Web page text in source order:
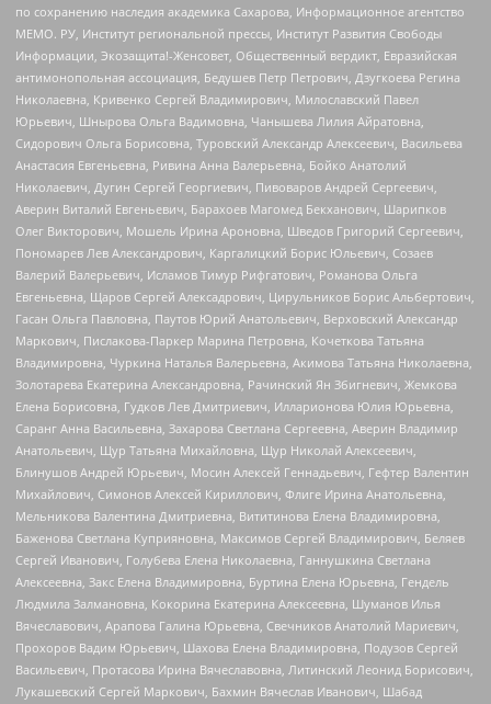
по сохранению наследия академика Сахарова, Информационное агентство
МЕМО. РУ, Институт региональной прессы, Институт Развития Свободы
Информации, Экозащита!-Женсовет, Общественный вердикт, Евразийская
антимонопольная ассоциация, Бедушев Петр Петрович, Дзугкоева Регина
Николаевна, Кривенко Сергей Владимирович, Милославский Павел
Юрьевич, Шнырова Ольга Вадимовна, Чанышева Лилия Айратовна,
Сидорович Ольга Борисовна, Туровский Александр Алексеевич, Васильева
Анастасия Евгеньевна, Ривина Анна Валерьевна, Бойко Анатолий
Николаевич, Дугин Сергей Георгиевич, Пивоваров Андрей Сергеевич,
Аверин Виталий Евгеньевич, Барахоев Магомед Бекханович, Шарипков
Олег Викторович, Мошель Ирина Ароновна, Шведов Григорий Сергеевич,
Пономарев Лев Александрович, Каргалицкий Борис Юльевич, Созаев
Валерий Валерьевич, Исламов Тимур Рифгатович, Романова Ольга
Евгеньевна, Щаров Сергей Алексадрович, Цирульников Борис Альбертович,
Гасан Ольга Павловна, Паутов Юрий Анатольевич, Верховский Александр
Маркович, Пислакова-Паркер Марина Петровна, Кочеткова Татьяна
Владимировна, Чуркина Наталья Валерьевна, Акимова Татьяна Николаевна,
Золотарева Екатерина Александровна, Рачинский Ян Збигневич, Жемкова
Елена Борисовна, Гудков Лев Дмитриевич, Илларионова Юлия Юрьевна,
Саранг Анна Васильевна, Захарова Светлана Сергеевна, Аверин Владимир
Анатольевич, Щур Татьяна Михайловна, Щур Николай Алексеевич,
Блинушов Андрей Юрьевич, Мосин Алексей Геннадьевич, Гефтер Валентин
Михайлович, Симонов Алексей Кириллович, Флиге Ирина Анатольевна,
Мельникова Валентина Дмитриевна, Вититинова Елена Владимировна,
Баженова Светлана Куприяновна, Максимов Сергей Владимирович, Беляев
Сергей Иванович, Голубева Елена Николаевна, Ганнушкина Светлана
Алексеевна, Закс Елена Владимировна, Буртина Елена Юрьевна, Гендель
Людмила Залмановна, Кокорина Екатерина Алексеевна, Шуманов Илья
Вячеславович, Арапова Галина Юрьевна, Свечников Анатолий Мариевич,
Прохоров Вадим Юрьевич, Шахова Елена Владимировна, Подузов Сергей
Васильевич, Протасова Ирина Вячеславовна, Литинский Леонид Борисович,
Лукашевский Сергей Маркович, Бахмин Вячеслав Иванович, Шабад